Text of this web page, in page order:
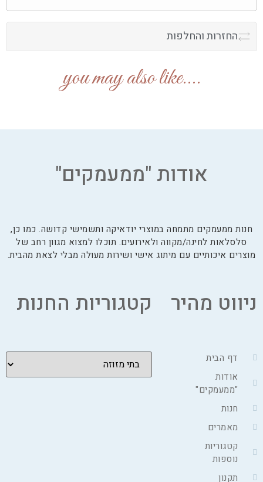
החזרות והחלפות
....you may also like
אודות "ממעמקים"
חנות ממעמקים מתמחה במוצרי יודאיקה ותשמישי קדושה. כמו כן,
סלסלאות לחינה/מקווה ולאירועים. תוכלו למצוא מגוון רחב של
מוצרים איכותיים עם מיתוג אישי ושירות מעולה מבלי לצאת מהבית.
ניווט מהיר
דף הבית
אודות
"ממעמקים"
חנות
מאמרים
קטגוריות
נוספות
תקנון
קטגוריות החנות